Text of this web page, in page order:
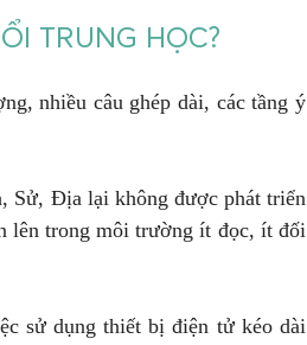
TRUNG HỌC?
nhiều câu ghép dài, các tầng ý
Sử, Địa lại không được phát triển
lên trong môi trường ít đọc, ít đối
sử dụng thiết bị điện tử kéo dài